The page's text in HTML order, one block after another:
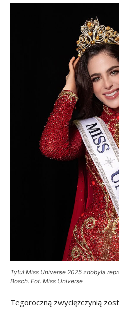
Tytuł Miss Universe 2025 zdobyła
Bosch. Fot. Miss Universe
Tegoroczną zwyciężczynią